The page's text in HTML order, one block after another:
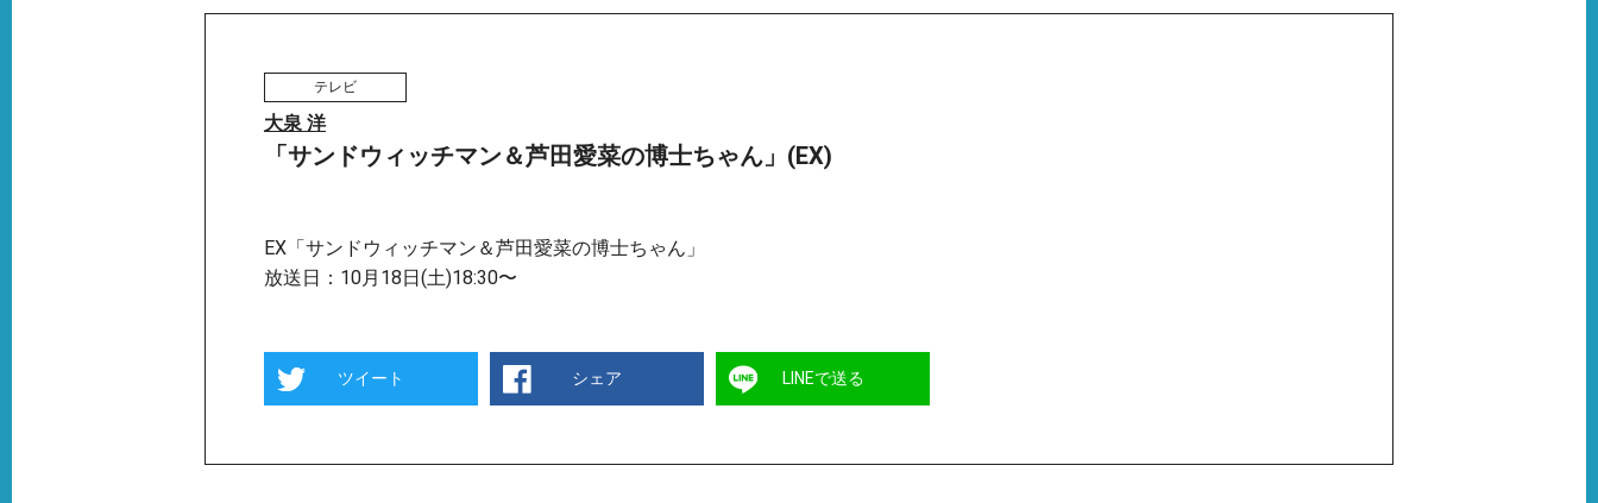
テレビ
大泉 洋
「サンドウィッチマン＆芦田愛菜の博士ちゃん」(EX)
EX「サンドウィッチマン＆芦田愛菜の博士ちゃん」
放送日：10月18日(土)18:30〜
ツイート シェア LINEで送る